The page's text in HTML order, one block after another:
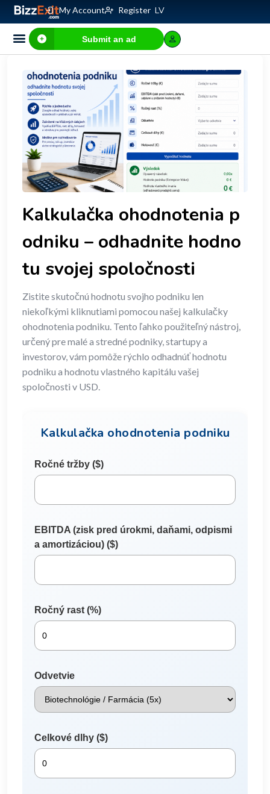
My Account Register LV
Submit an ad
Kalkulačka ohodnotenia p
odniku – odhadnite hodno
tu svojej spoločnosti
Zistite skutočnú hodnotu svojho podniku len
niekoľkými kliknutiami pomocou našej kalkulačky
ohodnotenia podniku. Tento ľahko použiteľný nástroj,
určený pre malé a stredné podniky, startupy a
investorov, vám pomôže rýchlo odhadnúť hodnotu
podniku a hodnotu vlastného kapitálu vašej
spoločnosti v USD.
Kalkulačka ohodnotenia podniku
Ročné tržby ($)
EBITDA (zisk pred úrokmi, daňami, odpismi
a amortizáciou) ($)
Ročný rast (%)
Odvetvie
Celkové dlhy ($)